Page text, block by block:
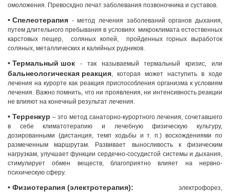
омоложения. Превосхдно лечат заболевания позвоночника и суставов.
• Спелеотерапия - метод лечения заболеваний органов дыхания,
путем длительного пребывания в условиях микроклимата естественных
карстовых пещер, соляных копей, пройденных горных выработок
соляных, металлических и калийных рудников.
• Термальный шок - так называемый термальный кризис, или
бальнеологическая реакция, которая может наступить в ходе
лечения на курорте как реакция приспособления организма к условиям
лечения. Важно помнить, что ни проявления, ни интенсивность реакции
не влияют на конечный результат лечения.
• Терренкур – это метод санаторно-курортного лечения, сочетавшего
в себе климатотерапию и лечебную физическую культуру,
дозированными (дистанция, темп ходьбы и т. п.) восхождениями по
размеченным маршрутам. Развивает выносливость к физическим
нагрузкам, улучшает функции сердечно-сосудистой системы и дыхания,
стимулирует обмен веществ, благоприятно влияет на нервно-
психическую сферу.
• Физиотерапия (электротерапия): электрофорез,